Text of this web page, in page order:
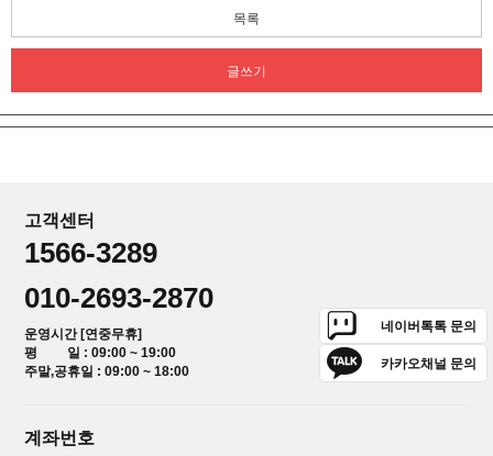
목록
글쓰기
고객센터
1566-3289
010-2693-2870
운영시간 [연중무휴]
평 일 : 09:00 ~ 19:00
주말,공휴일 : 09:00 ~ 18:00
네이버톡톡 문의
카카오채널 문의
계좌번호